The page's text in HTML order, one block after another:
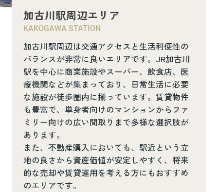
加古川駅周辺エリア
KAKOGAWA STATION
加古川駅周辺は交通アクセスと生活利便性の
バランスが非常に良いエリアです。JR加古川
駅を中心に商業施設やスーパー、飲食店、医
療機関などが集まっており、日常生活に必要
な施設が徒歩圏内に揃っています。賃貸物件
も豊富で、単身者向けのマンションからファ
ミリー向けの広い間取りまで多様な選択肢が
あります。
また、不動産購入においても、駅近という立
地の良さから資産価値が安定しやすく、将来
的な売却や賃貸運用を考える方にもおすすめ
のエリアです。